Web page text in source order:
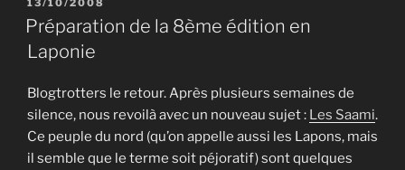
LE
13/10/2008
Préparation de la 8ème édition en
Laponie
Blogtrotters le retour. Après plusieurs semaines de
silence, nous revoilà avec un nouveau sujet : Les Saami.
Ce peuple du nord (qu’on appelle aussi les Lapons, mais
il semble que le terme soit péjoratif) sont quelques